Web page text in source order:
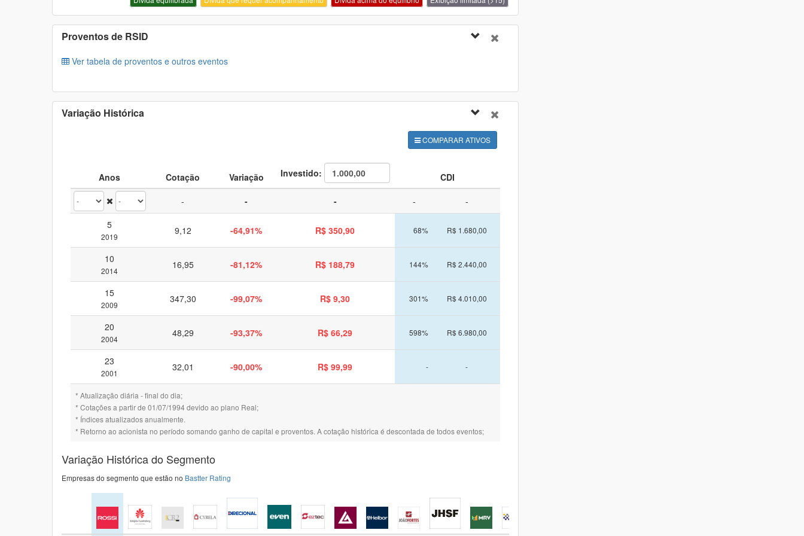
Proventos de RSID
Ver tabela de proventos e outros eventos
Variação Histórica
COMPARAR ATIVOS
Anos Cotação Variação Investido:
CDI
-
- - -
-
5
2019
9,12 -64,91% R$ 350,90 68% R$ 1.680,00
10
2014
16,95 -81,12% R$ 188,79 144% R$ 2.440,00
15
2009
347,30 -99,07% R$ 9,30 301% R$ 4.010,00
20
2004
48,29 -93,37% R$ 66,29 598% R$ 6.980,00
23
2001
32,01 -90,00% R$ 99,99 - -
* Atualização diária - final do dia;
* Cotações a partir de 01/07/1994 devido ao plano Real;
* Índices atualizados anualmente.
* Retorno ao acionista no período somando ganho de capital e proventos. A cotação histórica é descontada de todos eventos;
Variação Histórica do Segmento
Empresas do segmento que estão no Bastter Rating